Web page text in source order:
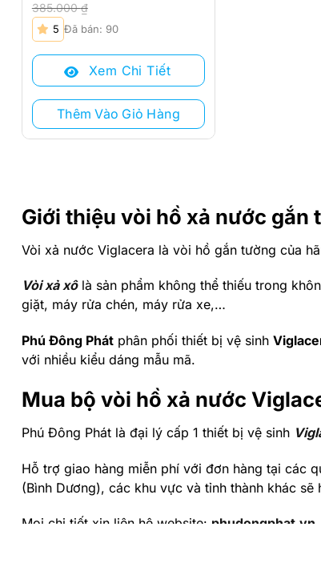
Giới thiệu vòi hồ xả nước gắn
Vòi xả nước Viglacera là vòi hồ gắn tường của
Vòi xả xôlà sản phẩm không thể thiếu trong
giặt, máy rửa chén, máy rửa xe,…
Phú Đông Phát phân phối thiết bị vệ sinh
với nhiều kiểu dáng mẫu mã.
Mua bộ vòi hồ xả nước
Phú Đông Phát là đại lý cấp 1 thiết bị vệ sinh
Hỗ trợ giao hàng miễn phí với đơn hàng tại các
(Bình Dương), các khu vực và tỉnh thành khác
Mọi chi tiết xin liên hệ website: phudongphat.vn
385.000₫
Giá
gốc
là:
385.000 ₫.
Giá
hiện
tại
300.000 ₫.
5 Đã bán: 90
Xem Chi Tiết
Thêm Vào Giỏ Hàng